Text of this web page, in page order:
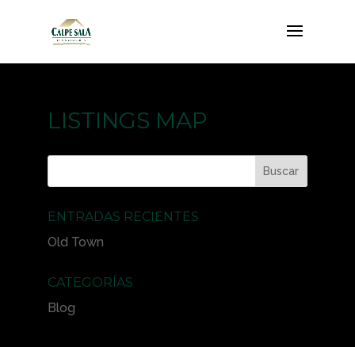
LISTINGS MAP
ENTRADAS RECIENTES
Old Town
CATEGORÍAS
Blog